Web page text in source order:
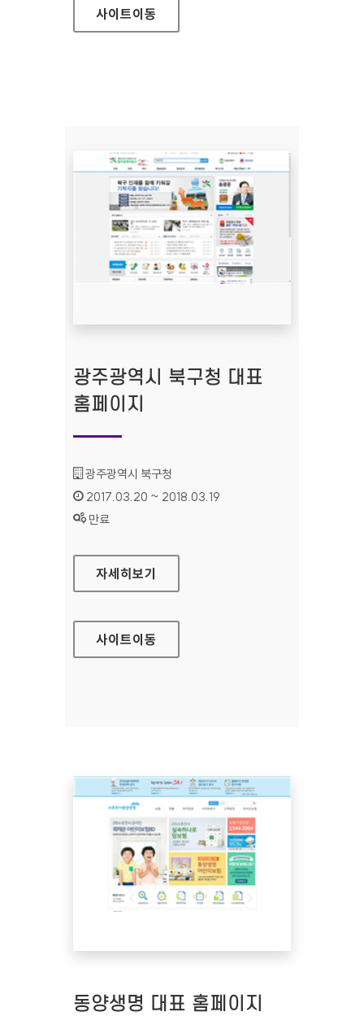
사이트이동
광주광역시 북구청 대표
홈페이지
기관명 :
광주광역시 북구청
인증기간 :
2017.03.20 ~ 2018.03.19
상태 :
만료
광주광역시 북구청 대표 홈페이지
자세히보기
사이트이동
동양생명 대표 홈페이지